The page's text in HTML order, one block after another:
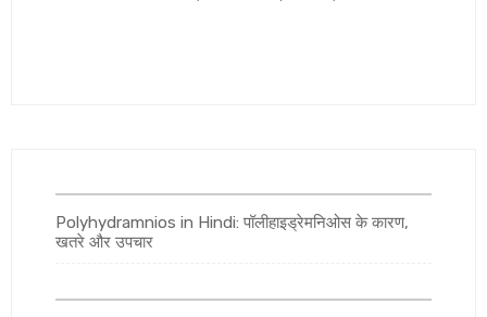
Polyhydramnios in Hindi: पॉलीहाइड्रेमनिओस के कारण,
खतरे और उपचार